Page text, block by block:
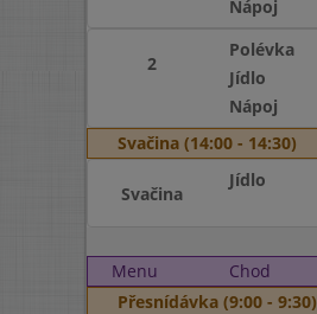
Nápoj
2
Polévka
Jídlo
Nápoj
Svačina (14:00 - 14:30)
Svačina
Jídlo
Menu
Chod
Přesnídávka (9:00 - 9:30)